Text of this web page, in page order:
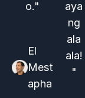
o."
El
Mest
apha
aya
ng
ala
ala!
"